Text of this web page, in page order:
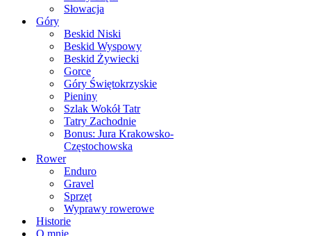
Słowacja
Góry
Beskid Niski
Beskid Wyspowy
Beskid Żywiecki
Gorce
Góry Świętokrzyskie
Pieniny
Szlak Wokół Tatr
Tatry Zachodnie
Bonus: Jura Krakowsko-
Częstochowska
Rower
Enduro
Gravel
Sprzęt
Wyprawy rowerowe
Historie
O mnie